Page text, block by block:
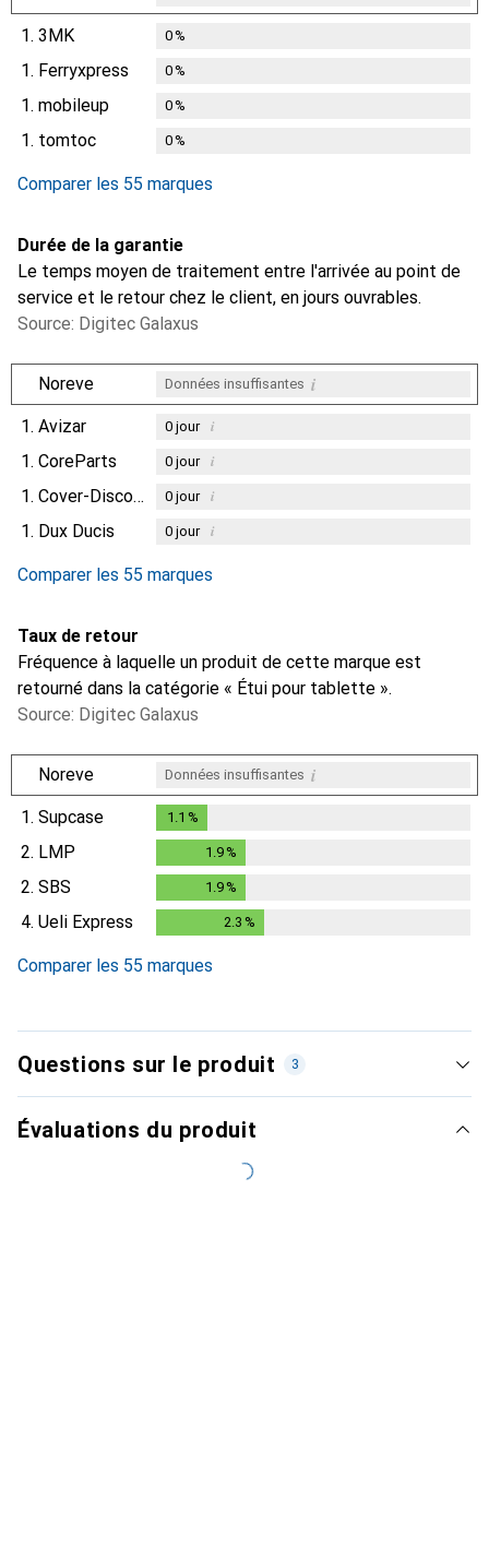
1. 3MK 0%
1. Ferryxpress 0%
1. mobileup 0%
1. tomtoc 0%
Comparer les 55 marques
Durée de la garantie
Le temps moyen de traitement entre l'arrivée au point de
service et le retour chez le client, en jours ouvrables.
Source: Digitec Galaxus
Noreve Données insuffisantes i
1. Avizar 0jour i
1. CoreParts 0jour i
1. Cover-Discount 0jour i
1. Dux Ducis 0jour i
Comparer les 55 marques
Taux de retour
Fréquence à laquelle un produit de cette marque est
retourné dans la catégorie « Étui pour tablette ».
Source: Digitec Galaxus
Noreve Données insuffisantes i
1. Supcase 1.1 %
2. LMP 1.9%
2. SBS 1.9%
4. Ueli Express 2.3 %
Comparer les 55 marques
Questions sur le produit 3
Évaluations du produit